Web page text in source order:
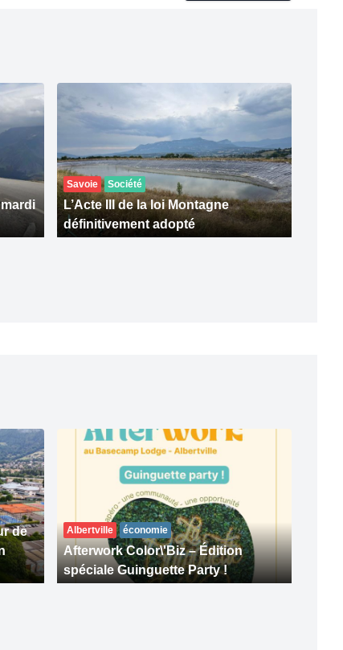
Savoie Société
L’Acte III de la loi Montagne
définitivement adopté
de
Albertville économie
Afterwork Color\'Biz – Édition
spéciale Guinguette Party !